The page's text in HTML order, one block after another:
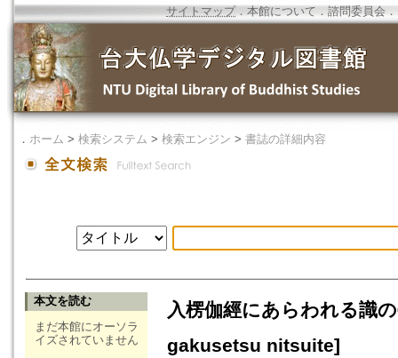
サイトマップ．本館について ． 諮問委員会 ．
． ホーム > 検索システム > 検索エンジン > 書誌の詳細内容
本文を読む
まだ本館にオーソラ
イズされていません
入楞伽經にあらわれる識
gakusetsu nitsuite]